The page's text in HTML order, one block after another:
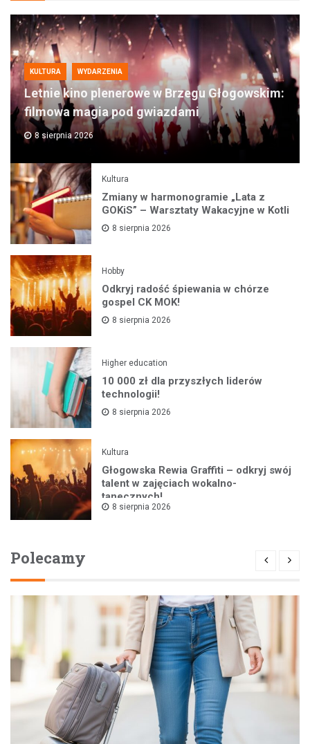
KULTURA WYDARZENIA
Letnie kino plenerowe w Brzegu Głogowskim:
filmowa magia pod gwiazdami
8 sierpnia 2026
Kultura
Zmiany w harmonogramie „Lata z
GOKiS” – Warsztaty Wakacyjne w Kotli
8 sierpnia 2026
Hobby
Odkryj radość śpiewania w chórze
gospel CK MOK!
8 sierpnia 2026
Higher education
10 000 zł dla przyszłych liderów
technologii!
8 sierpnia 2026
Kultura
Głogowska Rewia Graffiti – odkryj swój
talent w zajęciach wokalno-
tanecznych!
8 sierpnia 2026
Polecamy